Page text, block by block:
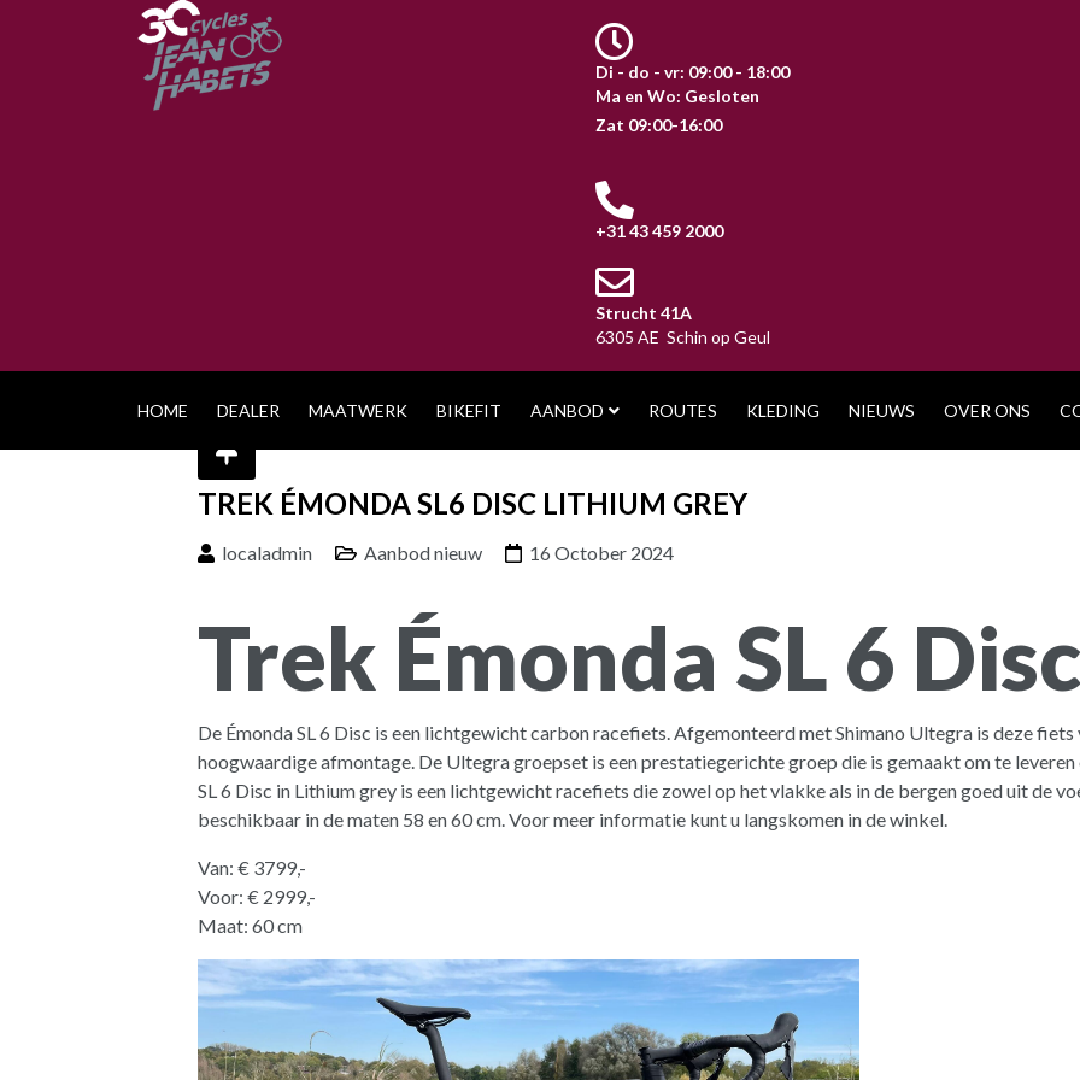
Di - do - vr: 09:00 - 18:00
Ma en Wo: Gesloten
Zat 09:00-16:00
+31 43 459 2000
Strucht 41A
6305 AE Schin op Geul
HOME DEALER MAATWERK BIKEFIT AANBOD ROUTES KLEDING NIEUWS OVER ONS
TREK ÉMONDA SL6 DISC LITHIUM GREY
localadmin Aanbod nieuw 16 October 2024
Trek Émonda SL 6 Disc
De Émonda SL 6 Disc is een lichtgewicht carbon racefiets. Afgemonteerd met Shimano Ultegra is deze
hoogwaardige afmontage. De Ultegra groepset is een prestatiegerichte groep die is gemaakt om te
SL 6 Disc in Lithium grey is een lichtgewicht racefiets die zowel op het vlakke als in de bergen goed uit de
beschikbaar in de maten 58 en 60 cm. Voor meer informatie kunt u langskomen in de winkel.
Van: € 3799,-
Voor: € 2999,-
Maat: 60 cm